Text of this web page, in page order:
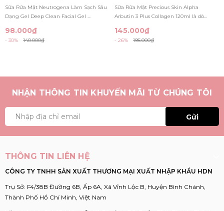
CLEAN FACIAL GEL CLEANSER
150ML
Sữa Rửa Mặt Neutrogena Làm Sạch Sâu
Dạng Gel Deep Clean Facial Gel ...
98.000₫
- 30% 140.000₫
COLLAGEN 120ML
Sữa Rữa Mặt Precious Skin Alpha
Arbutin 3 Plus Collagen 120ml là dò...
145.000₫
- 26% 195.000₫
NHẬN THÔNG TIN KHUYẾN MÃI TỪ CHÚNG TÔI
Gửi
THÔNG TIN LIÊN HỆ
CÔNG TY TNHH SẢN XUẤT THƯƠNG MẠI XUẤT NHẬP KHẨU HDN
Trụ Sở: F4/38B Đường 6B, Ấp 6A, Xã Vĩnh Lộc B, Huyện Bình Chánh,
Thành Phố Hồ Chí Minh, Việt Nam